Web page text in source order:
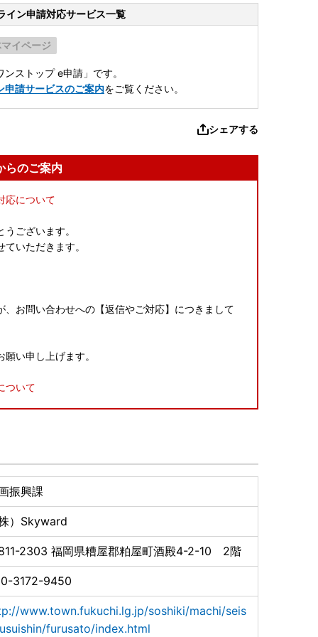
イン申請対応サービス一覧
イページ
ストップ e申請」です。
申請サービスのご案内をご覧ください。
シェアする
らのご案内
応について
ございます。
いただきます。
お問い合わせへの【返信やご対応】につきまして
い申し上げます。
ついて
していただき、ご提出ください。（訂正印は不要
オンライン決済のみの受付となります
記のとおりになります。お掛け間違えのないように
30）
振興課
）Skyward
2303 福岡県糟屋郡粕屋町酒殿4-2-10 2階
3172-9450
www.town.fukuchi.lg.jp/soshiki/machi/seis
furusato/index.html